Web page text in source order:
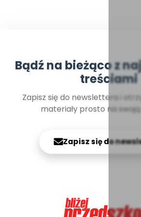
Bądź na bieżąco z
treściami
Zapisz się do newslettera i
materiały prosto na
Zapisz się do